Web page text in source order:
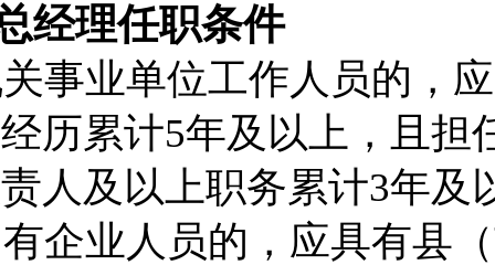
经理任职条件
事业单位工作人员的，
历累计5年及 以上，且 担
人及以上职务累计3年及
企业 人员的，应具有县